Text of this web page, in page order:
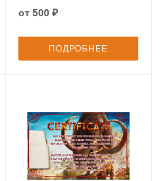
от 500 ₽
ПОДРОБНЕЕ